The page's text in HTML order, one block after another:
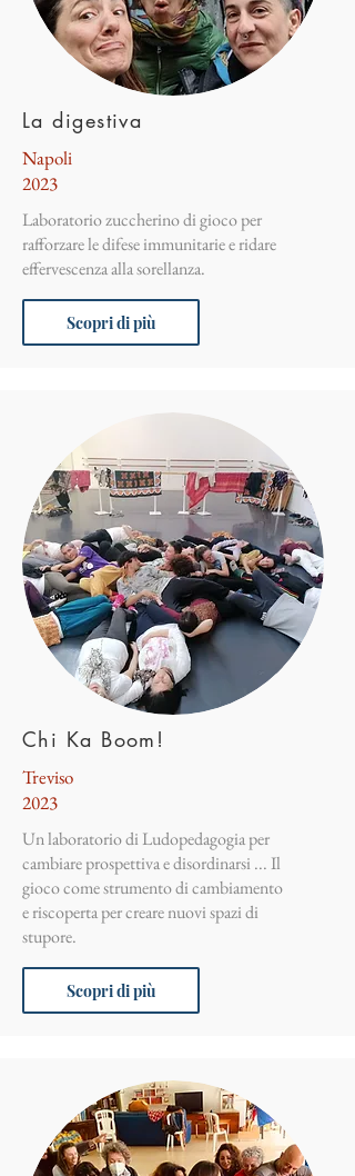
La digestiva
Napoli
2023
Laboratorio zuccherino di gioco per
rafforzare le difese immunitarie e ridare
effervescenza alla sorellanza.
Scopri di più
Chi Ka Boom!
Treviso
2023
Un laboratorio di Ludopedagogia per
cambiare prospettiva e disordinarsi ... Il
gioco come strumento di cambiamento
e riscoperta per creare nuovi spazi di
stupore.
Scopri di più